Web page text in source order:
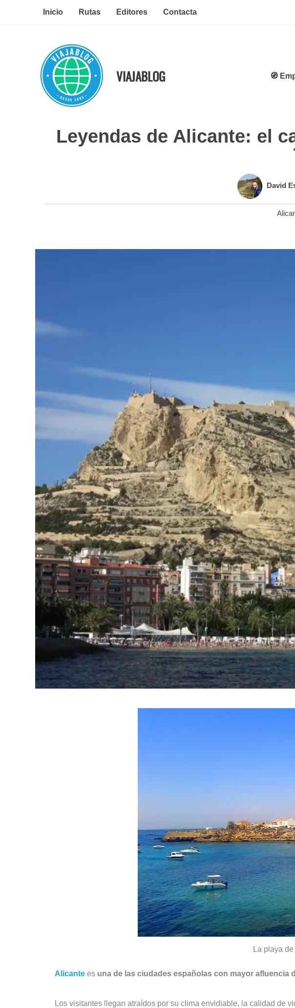
Inicio Rutas Editores Contacta
VIAJABLOG 🧭
Leyendas de Alicante: el
David
La playa
Alicante es una de las ciudades españolas con mayor afluencia
Los visitantes llegan atraídos por su clima envidiable, la calidad de